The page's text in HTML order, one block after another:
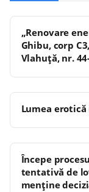
„Renovare
Ghibu, corp
Vlahuță, nr.
Lumea
Începe
tentativă de
menține